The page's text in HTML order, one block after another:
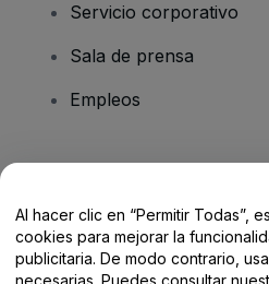
Servicio corporativo
Sala de prensa
Empleos
Centro de Ayuda /
Al hacer clic en “Permitir Todas”,
cookies para mejorar la
publicitaria. De modo contrario,
necesarias. Puedes consultar